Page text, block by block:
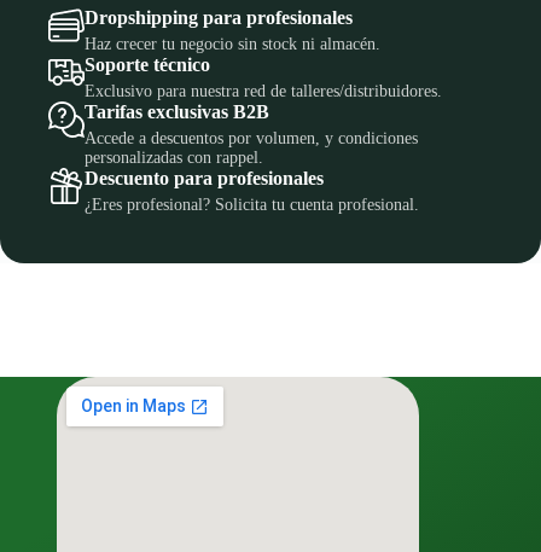
Dropshipping para profesionales
Haz crecer tu negocio sin stock ni almacén.
Soporte técnico
Exclusivo para nuestra red de talleres/distribuidores.
Tarifas exclusivas B2B
Accede a descuentos por volumen, y condiciones
personalizadas con rappel.
Descuento para profesionales
¿Eres profesional? Solicita tu cuenta profesional.